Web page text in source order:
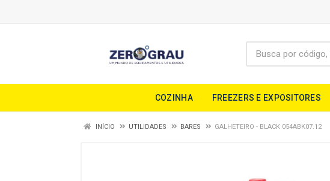
COZINHA FREEZERS E EXPOSITORES
INÍCIO UTILIDADES BARES GALHETEIRO - BLACK 054ABK07.12